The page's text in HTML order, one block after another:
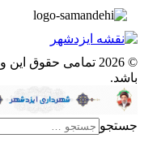
© 2026 تمامی حقوق
باشد.
جستجو